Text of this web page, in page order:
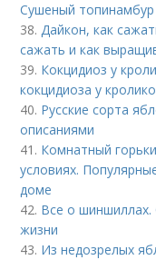
Сушеный
38.Дайкон, как
сажать и как
39. Кокцидиоз у
кокцидиоза у
40. Русские сорта
описаниями
41. Комнатный
условиях.
доме
42. Все о шиншиллах.
жизни
43. Из недозрелых